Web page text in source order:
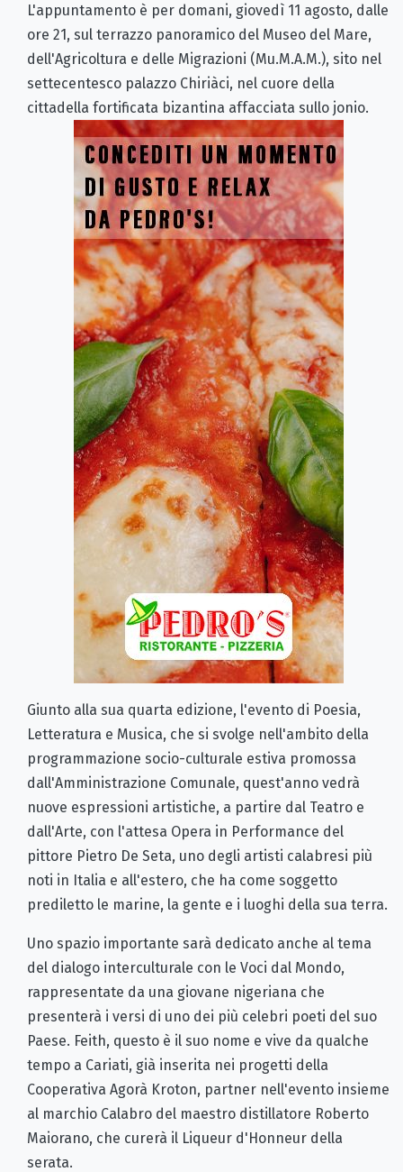
L'appuntamento è per domani, giovedì 11 agosto, dalle
ore 21, sul terrazzo panoramico del Museo del Mare,
dell'Agricoltura e delle Migrazioni (Mu.M.A.M.), sito nel
settecentesco palazzo Chiriàci, nel cuore della
cittadella fortificata bizantina affacciata sullo jonio.
Giunto alla sua quarta edizione, l'evento di Poesia,
Letteratura e Musica, che si svolge nell'ambito della
programmazione socio-culturale estiva promossa
dall'Amministrazione Comunale, quest'anno vedrà
nuove espressioni artistiche, a partire dal Teatro e
dall'Arte, con l'attesa Opera in Performance del
pittore Pietro De Seta, uno degli artisti calabresi più
noti in Italia e all'estero, che ha come soggetto
prediletto le marine, la gente e i luoghi della sua terra.
Uno spazio importante sarà dedicato anche al tema
del dialogo interculturale con le Voci dal Mondo,
rappresentate da una giovane nigeriana che
presenterà i versi di uno dei più celebri poeti del suo
Paese. Feith, questo è il suo nome e vive da qualche
tempo a Cariati, già inserita nei progetti della
Cooperativa Agorà Kroton, partner nell'evento insieme
al marchio Calabro del maestro distillatore Roberto
Maiorano, che curerà il Liqueur d'Honneur della
serata.